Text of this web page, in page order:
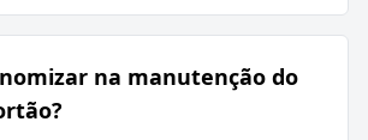
na manutenção do